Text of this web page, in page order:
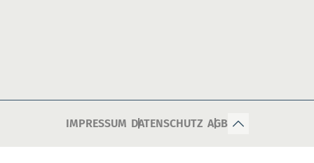
IMPRESSUM DATENSCHUTZ AGB